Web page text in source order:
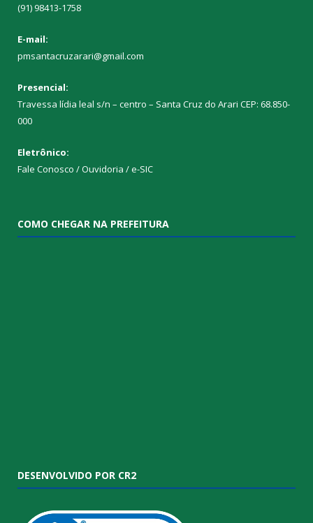
(91) 98413-1758
E-mail:
pmsantacruzarari@gmail.com
Presencial:
Travessa lídia leal s/n – centro – Santa Cruz do Arari CEP: 68.850-
000
Eletrônico:
Fale Conosco / Ouvidoria / e-SIC
COMO CHEGAR NA PREFEITURA
DESENVOLVIDO POR CR2